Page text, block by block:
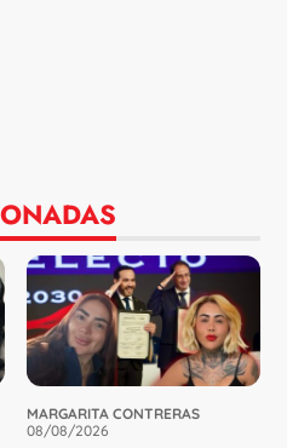
MARGARITA CONTRERAS
08/08/2026